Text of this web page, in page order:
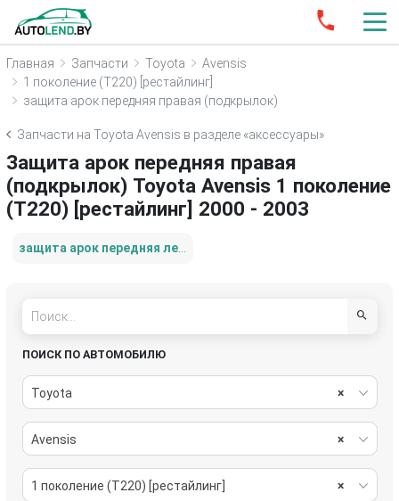
Главная Запчасти Toyota
Avensis
1 поколение (T220) [рестайлинг]
защита арок передняя правая (подкрылок)
Запчасти на Toyota Avensis в разделе «аксессуары»
Защита арок передняя правая
(подкрылок) Toyota Avensis 1 поколение
(T220) [рестайлинг] 2000 - 2003
ПОИСК ПО АВТОМОБИЛЮ
×
Toyota
×
Avensis
×
1 поколение (T220) [рестайлинг]